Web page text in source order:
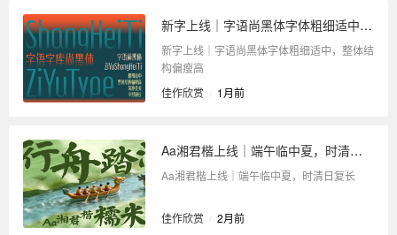
新字上线｜字语尚黑体字体粗细适中，整体结构偏瘦高
新字上线｜字语尚黑体字体粗细适中，整体结
构偏瘦高
佳作欣赏
1月前
Aa湘君楷上线｜端午临中夏，时清日复长
Aa湘君楷上线｜端午临中夏，时清日复长
佳作欣赏 2月前